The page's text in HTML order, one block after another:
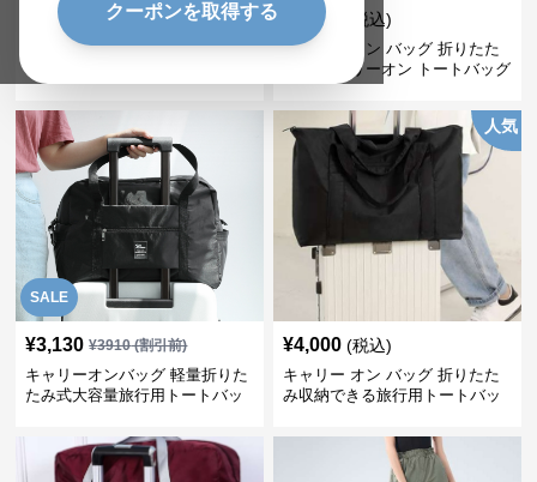
クーポンを取得する
4,380 (税込)
キャリー オン バッグ 軽量スタ
イリッシュ折り畳み式多機能バ
ッグ
2,420 (税込)
キャリー オン バッグ 折りたた
み式 キャリーオン トートバッグ
SALE
¥3,130 ¥3910(割引前)
キャリーオンバッグ 軽量折りた
たみ式大容量旅行用トートバッ
人気
¥4,000 (税込)
キャリー オン バッグ 折りたた
み収納できる旅行用トートバッ